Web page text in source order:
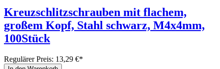
Kreuzschlitzschrauben mit flachem,
großem Kopf, Stahl schwarz, M4x4mm,
100Stück
Regulärer Preis: 13,29 €*